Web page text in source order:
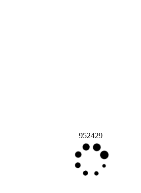
952429